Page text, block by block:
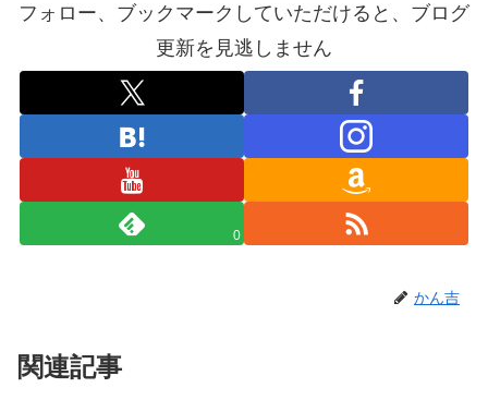
フォロー、ブックマークしていただけると、ブログ
更新を見逃しません
0
かん吉
関連記事